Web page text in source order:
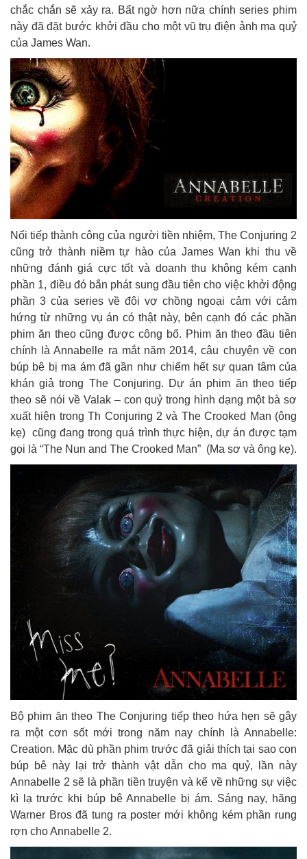
chắc chắn sẽ xảy ra. Bất ngờ hơn nữa chính series phim
này đã đặt bước khởi đầu cho một vũ trụ điện ảnh ma quỷ
của James Wan.
Nối tiếp thành công của người tiền nhiệm, The Conjuring 2
cũng trở thành niềm tự hào của James Wan khi thu về
những đánh giá cực tốt và doanh thu không kém cạnh
phần 1, điều đó bắn phát sung đầu tiên cho việc khởi động
phần 3 của series về đôi vợ chồng ngoại cảm với cảm
hứng từ những vụ án có thật này, bên cạnh đó các phần
phim ăn theo cũng được công bố. Phim ăn theo đầu tiên
chính là Annabelle ra mắt năm 2014, câu chuyện về con
búp bê bị ma ám đã gần như chiếm hết sự quan tâm của
khán giả trong The Conjuring. Dự án phim ăn theo tiếp
theo sẽ nói về Valak – con quỷ trong hình dạng một bà sơ
xuất hiện trong Th Conjuring 2 và The Crooked Man (ông
kẹ) cũng đang trong quá trình thực hiện, dự án được tạm
gọi là “The Nun and The Crooked Man” (Ma sơ và ông kẹ).
Bộ phim ăn theo The Conjuring tiếp theo hứa hẹn sẽ gây
ra một cơn sốt mới trong năm nay chính là Annabelle:
Creation. Mặc dù phần phim trước đã giải thích tại sao con
búp bê này lại trở thành vật dẫn cho ma quỷ, lần này
Annabelle 2 sẽ là phần tiền truyện và kể về những sự việc
kì lạ trước khi búp bê Annabelle bị ám. Sáng nay, hãng
Warner Bros đã tung ra poster mới không kém phần rung
rợn cho Annabelle 2.